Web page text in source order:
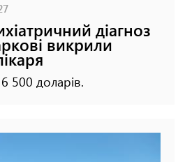
діагноз
викрили
500 доларів.